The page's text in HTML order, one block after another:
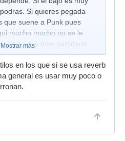
Si quieres pegada
que suene a Punk pues
mucho mucho no se le
soy mas partidario
situaciones "espaciales",
se parece mucho a una
Mostrar más
en los que si se usa reverb
general es usar muy poco o